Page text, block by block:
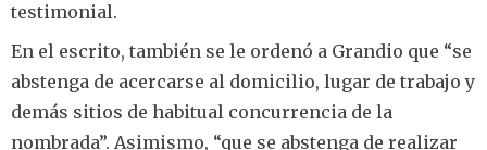
testimonial.
En el escrito, también se le ordenó a Grandio que “se
abstenga de acercarse al domicilio, lugar de trabajo y
demás sitios de habitual concurrencia de la
nombrada”. Asimismo, “que se abstenga de realizar